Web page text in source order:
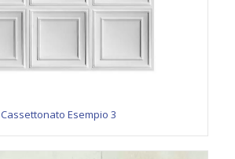
Cassettonato Esempio 3